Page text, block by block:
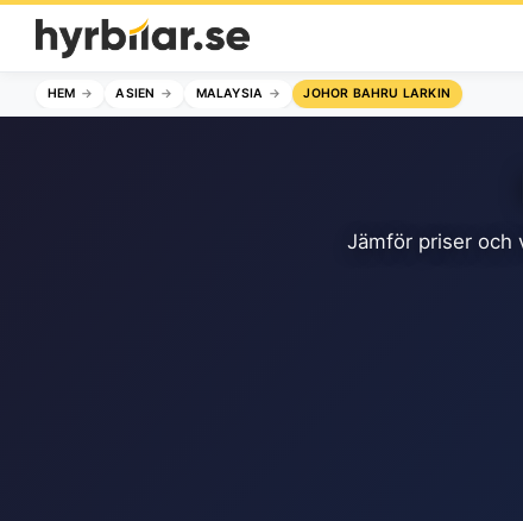
HEM ASIEN MALAYSIA JOHOR BAHRU LARKIN
Jämför priser och